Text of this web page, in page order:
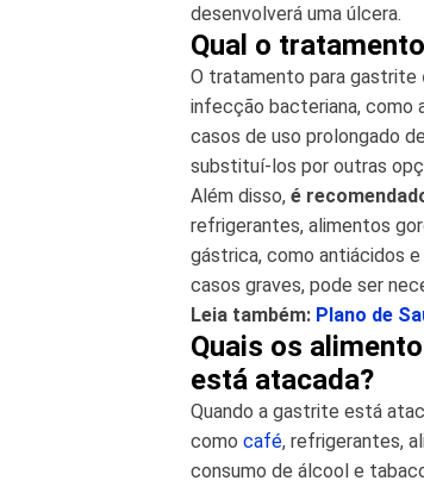
desenvolverá uma úlcera.
Qual o
O tratamento para gastrite
infecção bacteriana, como
casos de uso prolongado
substituí-los por outras
Além disso, é
refrigerantes, alimentos
gástrica, como antiácidos
casos graves, pode ser
Leia também: Plano de
Quais os
está atacada?
Quando a gastrite está
como café, refrigerantes,
consumo de álcool e